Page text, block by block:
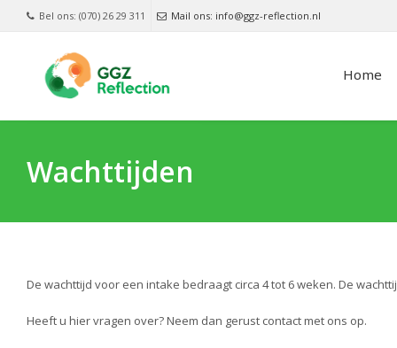
Bel ons: (070) 26 29 311 Mail ons: info@ggz-reflection.nl
Home
Wachttijden
De wachttijd voor een intake bedraagt circa 4 tot 6 weken. De
Heeft u hier vragen over? Neem dan gerust contact met ons op.